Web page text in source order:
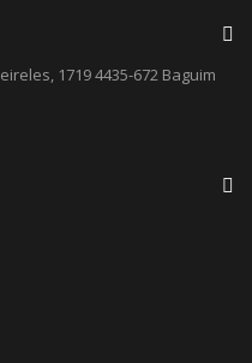
1719 4435-672 Baguim